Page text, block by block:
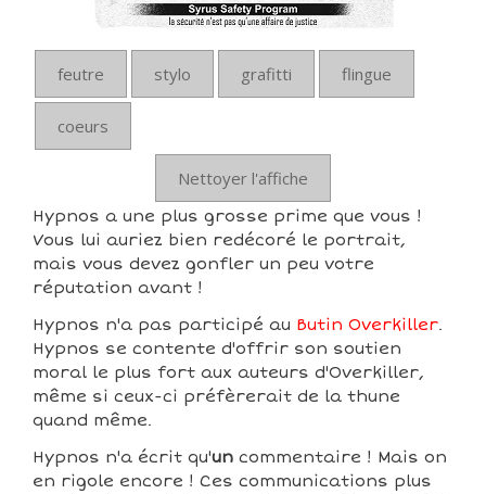
feutre stylo grafitti flingue
coeurs
Nettoyer l'affiche
Hypnos a une plus grosse prime que vous !
Vous lui auriez bien redécoré le portrait,
mais vous devez gonfler un peu votre
réputation avant !
Hypnos n'a pas participé au Butin Overkiller.
Hypnos se contente d'offrir son soutien
moral le plus fort aux auteurs d'Overkiller,
même si ceux-ci préfèrerait de la thune
quand même.
Hypnos n'a écrit qu'un commentaire ! Mais on
en rigole encore ! Ces communications plus